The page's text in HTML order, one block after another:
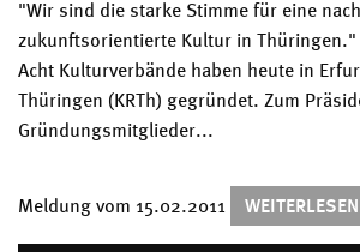
"Wir sind die starke Stimme für eine
zukunftsorientierte Kultur in Thüringen."
Acht Kulturverbände haben heute in
Thüringen (KRTh) gegründet. Zum
Gründungsmitglieder...
Meldung vom 15.02.2011